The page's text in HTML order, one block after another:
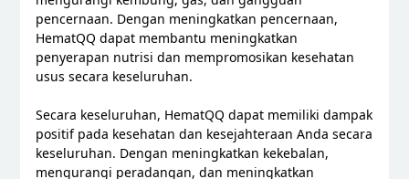
pencernaan. Dengan meningkatkan pencernaan,
HematQQ dapat membantu meningkatkan
penyerapan nutrisi dan mempromosikan kesehatan
usus secara keseluruhan.
Secara keseluruhan, HematQQ dapat memiliki dampak
positif pada kesehatan dan kesejahteraan Anda secara
keseluruhan. Dengan meningkatkan kekebalan,
mengurangi peradangan, dan meningkatkan